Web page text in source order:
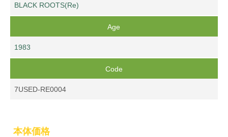
BLACK ROOTS(Re)
Age
1983
Code
7USED-RE0004
本体価格